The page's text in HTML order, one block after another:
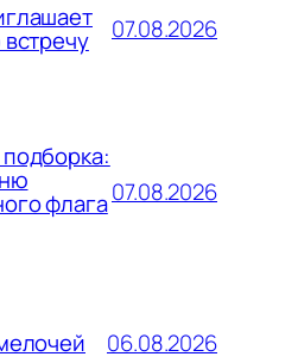
07.08.2026
флага07.08.2026
06.08.2026